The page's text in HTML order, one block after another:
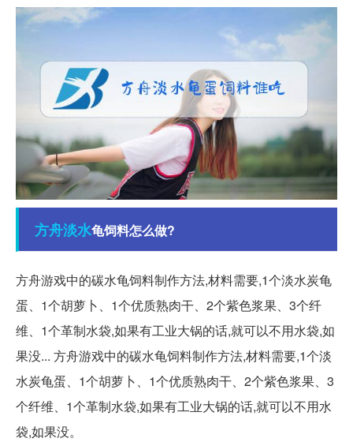
方舟淡水龟饲料怎么做?
方舟游戏中的碳水龟饲料制作方法,材料需要,1个淡水炭龟
蛋、1个胡萝卜、1个优质熟肉干、2个紫色浆果、3个纤
维、1个革制水袋,如果有工业大锅的话,就可以不用水袋,如
果没... 方舟游戏中的碳水龟饲料制作方法,材料需要,1个淡
水炭龟蛋、1个胡萝卜、1个优质熟肉干、2个紫色浆果、3
个纤维、1个革制水袋,如果有工业大锅的话,就可以不用水
袋,如果没。